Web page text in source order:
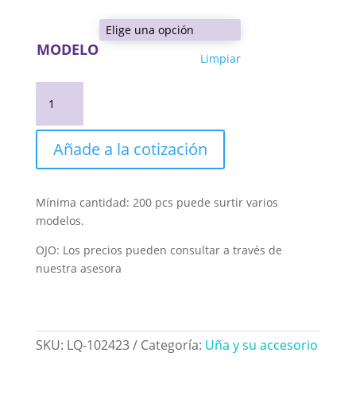
MODELO Limpiar
de
uñas
autoadhesivas
con
de
cola
sirena,
transparentes
cantidad
Añade a la cotización
Mínima cantidad: 200 pcs puede surtir varios
modelos.
OJO: Los precios pueden consultar a través de
nuestra asesora
SKU: LQ-102423 Categoría: Uña y su accesorio